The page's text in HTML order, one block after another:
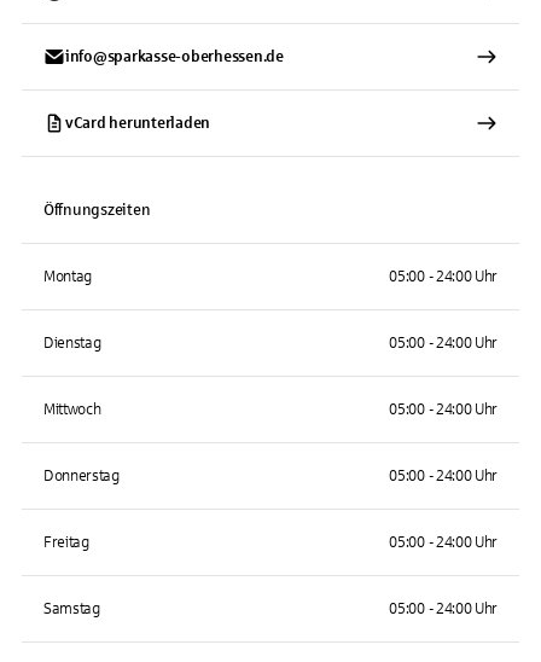
info@sparkasse-oberhessen.de
vCard herunterladen
Öffnungszeiten
Montag 05:00 - 24:00 Uhr
Dienstag 05:00 - 24:00 Uhr
Mittwoch 05:00 - 24:00 Uhr
Donnerstag 05:00 - 24:00 Uhr
Freitag 05:00 - 24:00 Uhr
Samstag 05:00 - 24:00 Uhr